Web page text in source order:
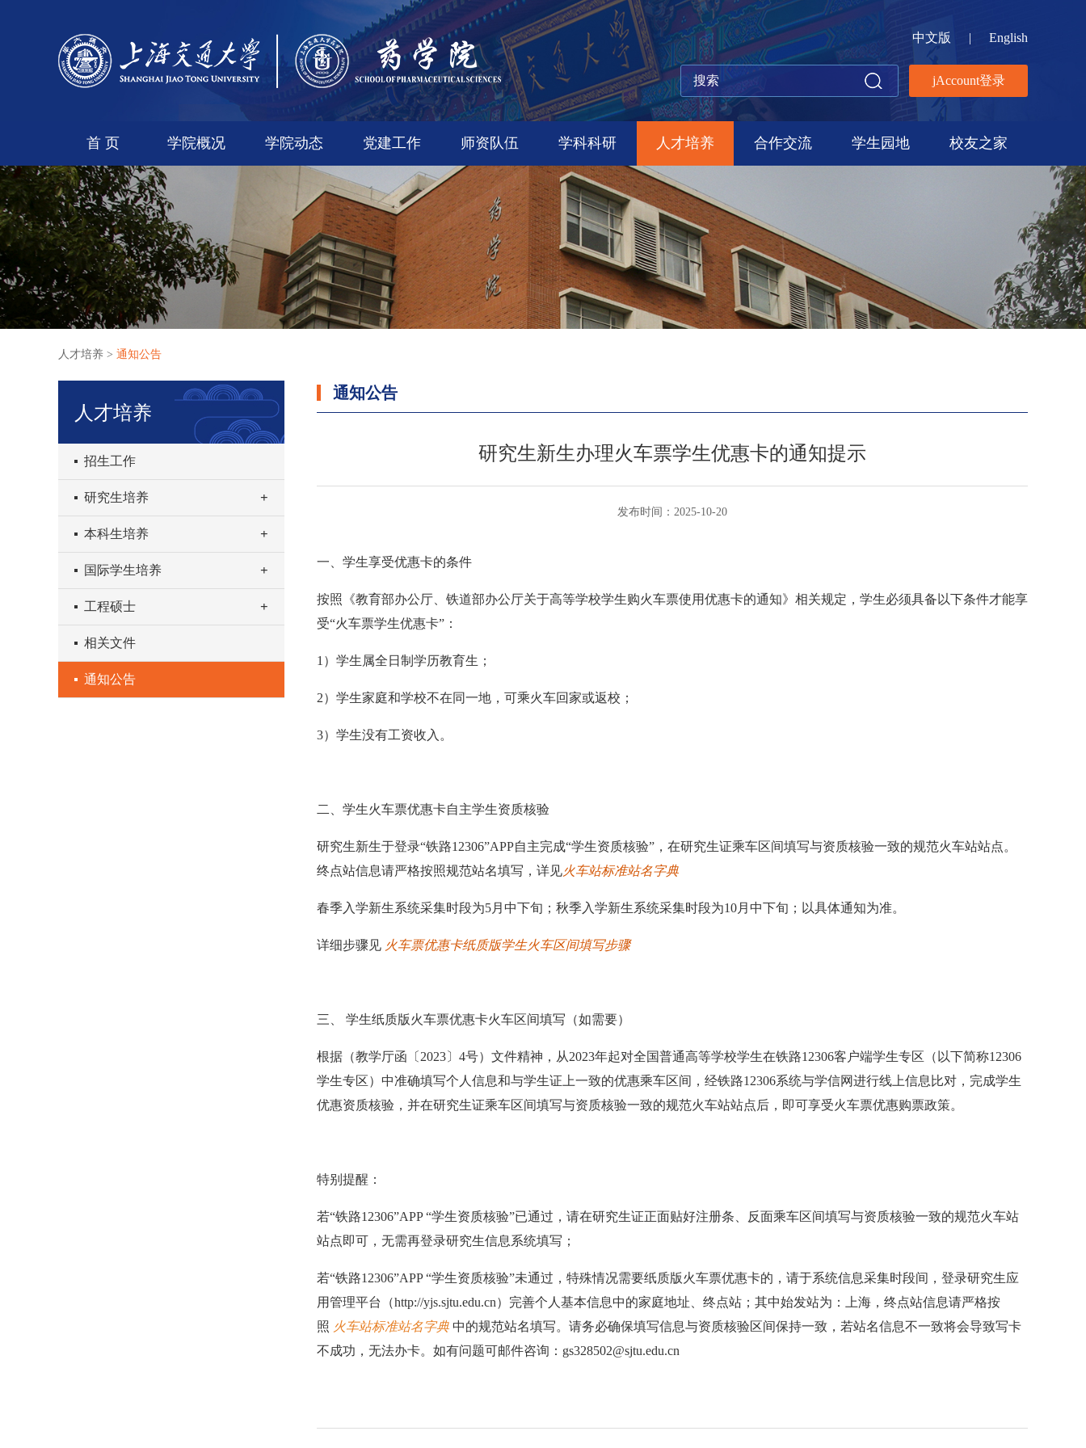
中文版 | English
jAccount登录
首 页 学院概况 学院动态 党建工作 师资队伍 学科科研 人才培养 合作交流 学生园地 校友之家
人才培养 > 通知公告
人才培养
招生工作
研究生培养
本科生培养
国际学生培养
工程硕士
相关文件
通知公告
通知公告
研究生新生办理火车票学生优惠卡的通知提示
发布时间：2025-10-20
一、学生享受优惠卡的条件
按照《教育部办公厅、铁道部办公厅关于高等学校学生购火车票使用优惠卡的通知》相关规定，学生必须具备以下条件才能享
受“火车票学生优惠卡”：
1）学生属全日制学历教育生；
2）学生家庭和学校不在同一地，可乘火车回家或返校；
3）学生没有工资收入。
二、学生火车票优惠卡自主学生资质核验
研究生新生于登录“铁路12306”APP自主完成“学生资质核验”，在研究生证乘车区间填写与资质核验一致的规范火车站站点。
终点站信息请严格按照规范站名填写，详见火车站标准站名字典
春季入学新生系统采集时段为5月中下旬；秋季入学新生系统采集时段为10月中下旬；以具体通知为准。
详细步骤见 火车票优惠卡纸质版学生火车区间填写步骤
三、 学生纸质版火车票优惠卡火车区间填写（如需要）
根据（教学厅函〔2023〕4号）文件精神，从2023年起对全国普通高等学校学生在铁路12306客户端学生专区（以下简称12306
学生专区）中准确填写个人信息和与学生证上一致的优惠乘车区间，经铁路12306系统与学信网进行线上信息比对，完成学生
优惠资质核验，并在研究生证乘车区间填写与资质核验一致的规范火车站站点后，即可享受火车票优惠购票政策。
特别提醒：
若“铁路12306”APP “学生资质核验”已通过，请在研究生证正面贴好注册条、反面乘车区间填写与资质核验一致的规范火车站
站点即可，无需再登录研究生信息系统填写；
若“铁路12306”APP “学生资质核验”未通过，特殊情况需要纸质版火车票优惠卡的，请于系统信息采集时段间，登录研究生应
用管理平台（http://yjs.sjtu.edu.cn）完善个人基本信息中的家庭地址、终点站；其中始发站为：上海，终点站信息请严格按
照 火车站标准站名字典 中的规范站名填写。请务必确保填写信息与资质核验区间保持一致，若站名信息不一致将会导致写卡
不成功，无法办卡。如有问题可邮件咨询：gs328502@sjtu.edu.cn